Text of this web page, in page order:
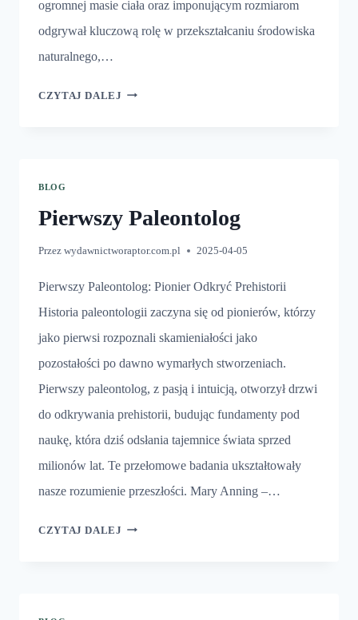
ogromnej masie ciała oraz imponującym rozmiarom
odgrywał kluczową rolę w przekształcaniu środowiska
naturalnego,…
CZYTAJ DALEJ AGENTYNOZAUR
BLOG
Pierwszy Paleontolog
Przez wydawnictworaptor.com.pl 2025-04-05
Pierwszy Paleontolog: Pionier Odkryć Prehistorii
Historia paleontologii zaczyna się od pionierów, którzy
jako pierwsi rozpoznali skamieniałości jako
pozostałości po dawno wymarłych stworzeniach.
Pierwszy paleontolog, z pasją i intuicją, otworzył drzwi
do odkrywania prehistorii, budując fundamenty pod
naukę, która dziś odsłania tajemnice świata sprzed
milionów lat. Te przełomowe badania ukształtowały
nasze rozumienie przeszłości. Mary Anning –…
CZYTAJ DALEJ PIERWSZY